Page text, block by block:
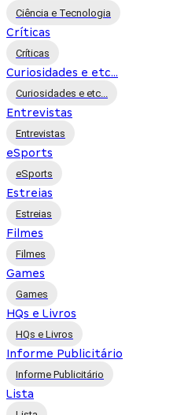
Ciência e Tecnologia
Críticas
Críticas
Curiosidades e etc...
Curiosidades e etc...
Entrevistas
Entrevistas
eSports
eSports
Estreias
Estreias
Filmes
Filmes
Games
Games
HQs e Livros
HQs e Livros
Informe Publicitário
Informe Publicitário
Lista